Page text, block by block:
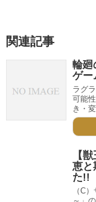
関連記事
輪
ゲー
ラグ
可能
き・
【
恵と
た!!
（C